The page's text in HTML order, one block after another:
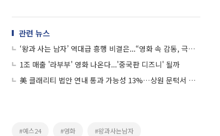
관련 뉴스
‘왕과 사는 남자’ 역대급 흥행 비결은...“영화 속 감동, 극장 밖 인터랙티브 경험 확대 결과”
1조 매출 '라부부' 영화 나온다...'중국판 디즈니' 될까
美 클래리티 법안 연내 통과 가능성 13%…상원 문턱서 제동
#예스24 #영화 #왕과사는남자